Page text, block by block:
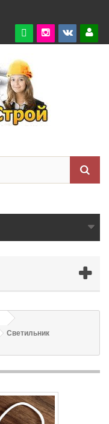

Светильник